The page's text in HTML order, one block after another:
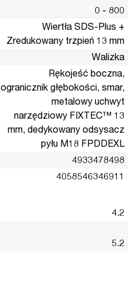
0 - 800
Wiertła SDS-Plus +
Zredukowany trzpień 13 mm
Walizka
Rękojeść boczna,
ogranicznik głębokości, smar,
metalowy uchwyt
narzędziowy FIXTEC™ 13
mm, dedykowany odsysacz
pyłu M18 FPDDEXL
4933478498
4058546346911
4.2
5.2